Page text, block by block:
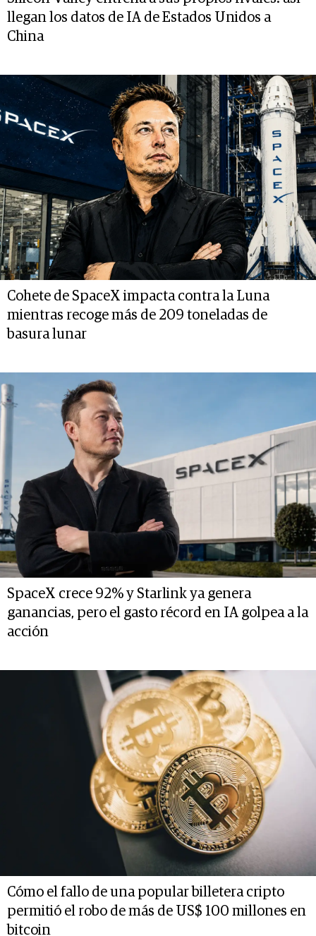
llegan los datos de IA de Estados Unidos a
China
Cohete de SpaceX impacta contra la Luna
mientras recoge más de 209 toneladas de
basura lunar
SpaceX crece 92% y Starlink ya genera
ganancias, pero el gasto récord en IA golpea a la
acción
Cómo el fallo de una popular billetera cripto
permitió el robo de más de US$ 100 millones en
bitcoin